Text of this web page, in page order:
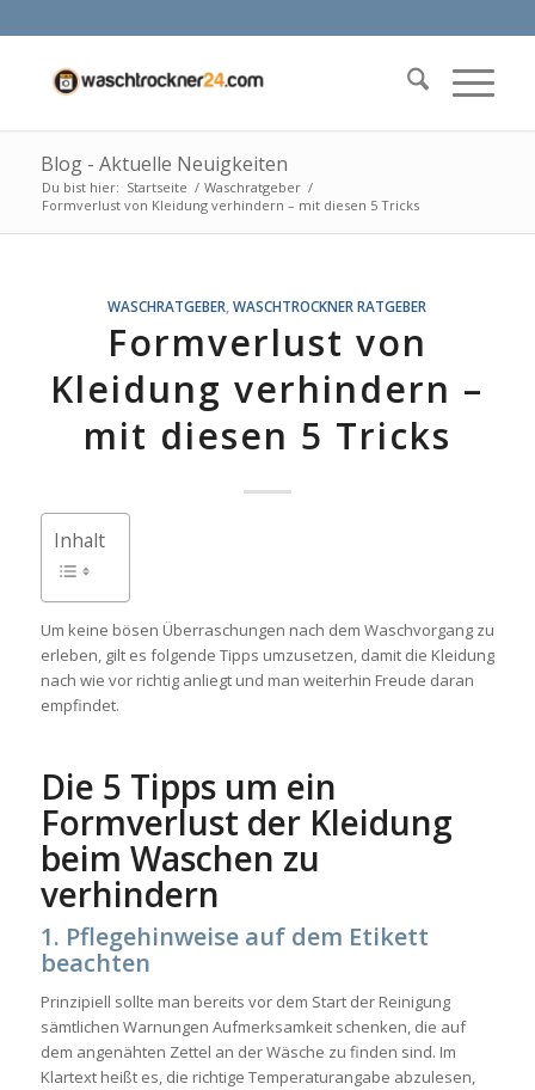
Blog - Aktuelle Neuigkeiten
Du bist hier: Startseite / Waschratgeber /
Formverlust von Kleidung verhindern – mit diesen 5 Tricks
WASCHRATGEBER ,WASCHTROCKNER RATGEBER
Formverlust von
Kleidung verhindern –
mit diesen 5 Tricks
Inhalt
Um keine bösen Überraschungen nach dem Waschvorgang zu
erleben, gilt es folgende Tipps umzusetzen, damit die Kleidung
nach wie vor richtig anliegt und man weiterhin Freude daran
empfindet.
Die 5 Tipps um ein
Formverlust der Kleidung
beim Waschen zu
verhindern
1. Pflegehinweise auf dem Etikett
beachten
Prinzipiell sollte man bereits vor dem Start der Reinigung
sämtlichen Warnungen Aufmerksamkeit schenken, die auf
dem angenähten Zettel an der Wäsche zu finden sind. Im
Klartext heißt es, die richtige Temperaturangabe abzulesen,